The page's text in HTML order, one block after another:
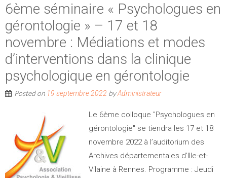
6ème séminaire « Psychologues en
gérontologie » – 17 et 18
novembre : Médiations et modes
d’interventions dans la clinique
psychologique en gérontologie
Posted on 19 septembre 2022 byAdministrateur
Le 6ème colloque "Psychologues en
gérontologie" se tiendra les 17 et 18
novembre 2022 à l’auditorium des
Archives départementales d’Ille-et-
Vilaine à Rennes. Programme : Jeudi